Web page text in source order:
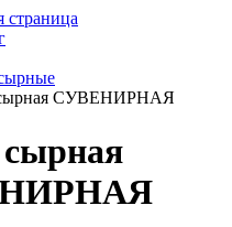
страница
СУВЕНИРНАЯ